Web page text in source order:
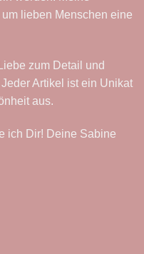
lieben Menschen eine
zum Detail und
Artikel ist ein Unikat
aus.
ich Dir! Deine Sabine